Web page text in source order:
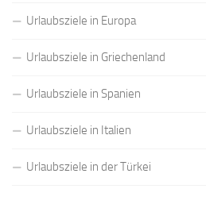
Urlaubsziele in Europa
Urlaubsziele in Griechenland
Urlaubsziele in Spanien
Urlaubsziele in Italien
Urlaubsziele in der Türkei